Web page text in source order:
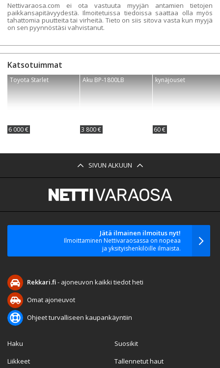
Nettivaraosa.com ei ota vastuuta myyjän antamien tietojen
paikkansapitävyydestä. Ilmoitetuissa tiedoissa saattaa olla myös
tahattomia puutteita tai virheitä. Tieto on siis sitova vasta kun myyjä
on sen pyynnöstäsi vahvistanut.
Katsotuimmat
Toyota Starlet
6 000 €
Aku BP-1800LB
3 800 €
kynäjouset
60 €
SIVUN ALKUUN
Jätä ilmainen ilmoitus nyt!
Ilmoittaminen Nettivaraosassa on nopeaa
ja yksityishenkilöille ilmaista.
Rekkari.fi- ajoneuvon kaikki tiedot heti
Omat ajoneuvot
Ohjeet turvalliseen kaupankäyntiin
Haku
Liikkeet
Suosikit
Tallennetut haut